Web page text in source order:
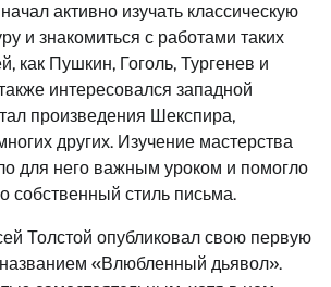
активно изучать классическую
и знакомиться с работами таких
как Пушкин, Гоголь, Тургенев и
интересовался западной
произведения Шекспира,
других. Изучение мастерства
для него важным уроком и помогло
собственный стиль письма.
Толстой опубликовал свою первую
названием «Влюбленный дьявол».